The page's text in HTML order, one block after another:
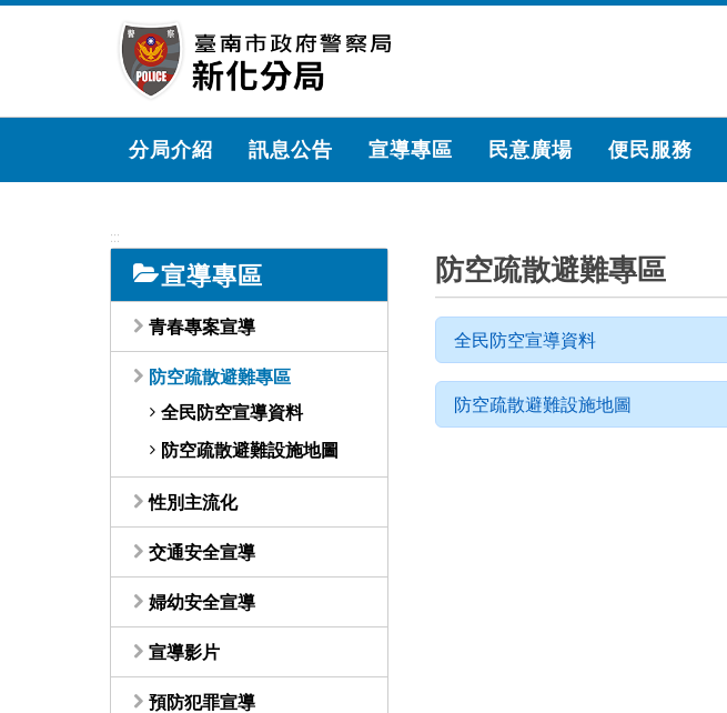
跳
內
分局介紹 訊息公告 宣導專區 民意廣場 便民服務
:::
宣導專區
青春專案宣導
防空疏散避難專區
全民防空宣導資料
防空疏散避難設施地圖
性別主流化
交通安全宣導
婦幼安全宣導
宣導影片
預防犯罪宣導
防空疏散避難專區
全民防空宣導資料
防空疏散避難設施地圖